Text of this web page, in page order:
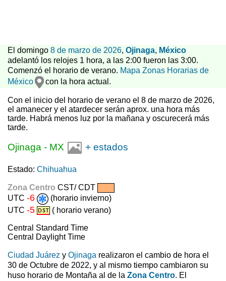
El domingo 8 de marzo de 2026, Ojinaga, México
adelantó los relojes 1 hora, a las 2:00 fueron las 3:00.
Comenzó el horario de verano. Mapa Zonas Horarias de
México
con la hora actual.
Con el inicio del horario de verano el 8 de marzo de 2026,
el amanecer y el atardecer serán aprox. una hora más
tarde. Habrá menos luz por la mañana y oscurecerá más
tarde.
Ojinaga - MX + estados
Estado: Chihuahua
Zona Centro CST/ CDT
UTC -6
(horario invierno)
UTC -5 ( horario verano)
Central Standard Time
Central Daylight Time
Ciudad Juárez y Ojinaga realizaron el cambio de hora el
30 de Octubre de 2022, y al mismo tiempo cambiaron su
huso horario de Montaña al de la Zona Centro. El